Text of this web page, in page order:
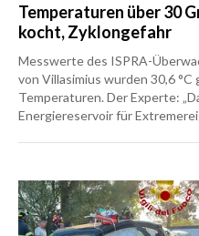
Temperaturen über 30
kocht, Zyklongefahr
Messwerte des ISPRA-
von Villasimius wurden 30,6
Temperaturen. Der Experte:
Energiereservoir für